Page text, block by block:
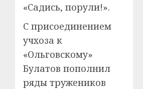
«Садись, порули!».
С присоединением
учхоза к
«Ольговскому»
Булатов пополнил
ряды тружеников